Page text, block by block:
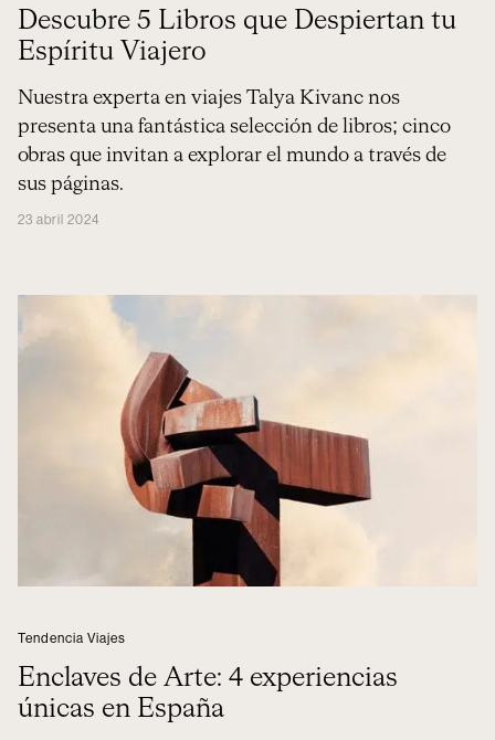
Descubre 5 Libros que Despiertan tu
Espíritu Viajero
Nuestra experta en viajes Talya Kivanc nos
presenta una fantástica selección de libros; cinco
obras que invitan a explorar el mundo a través de
sus páginas.
23 abril 2024
Tendencia Viajes
Enclaves de Arte: 4 experiencias
únicas en España